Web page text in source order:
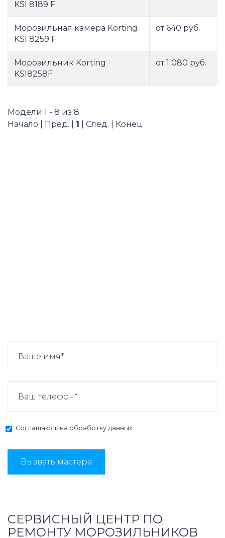
KSI 8189 F
Морозильная камера Korting
KSI 8259 F
от 640 руб.
Морозильник Korting
KSI8258F
от 1 080 руб.
Модели 1 - 8 из 8
Начало | Пред. | 1 | След. | Конец
Соглашаюсь на обработку данных
Вызвать мастера
СЕРВИСНЫЙ ЦЕНТР ПО
РЕМОНТУ МОРОЗИЛЬНИКОВ